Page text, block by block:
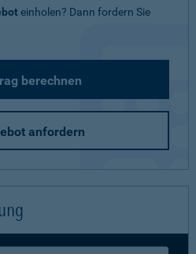
einholen? Dann fordern Sie
berechnen
anfordern